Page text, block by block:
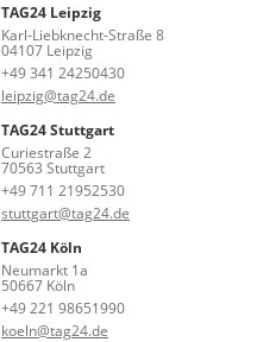
TAG24 Leipzig
Karl-Liebknecht-Straße 8
04107 Leipzig
+49 341 24250430
leipzig@tag24.de
TAG24 Stuttgart
Curiestraße 2
70563 Stuttgart
+49 711 21952530
stuttgart@tag24.de
TAG24 Köln
Neumarkt 1a
50667 Köln
+49 221 98651990
koeln@tag24.de